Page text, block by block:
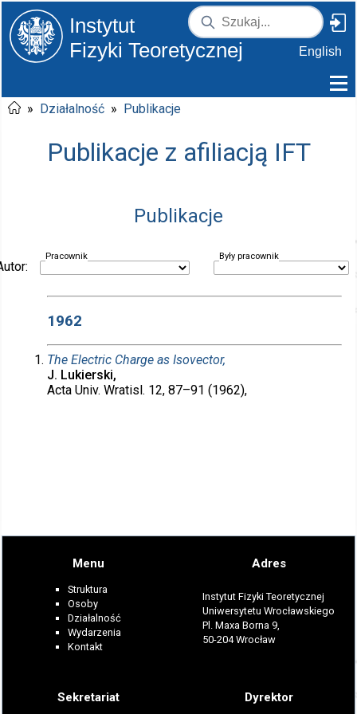
Instytut
Fizyki Teoretycznej
English
» Działalność » Publikacje
Publikacje z afiliacją IFT
Publikacje
Pracownik Były pracownik
1962
The Electric Charge as Isovector,
J. Lukierski,
Acta Univ. Wratisl. 12, 87–91 (1962),
Menu
Struktura
Osoby
Działalność
Wydarzenia
Kontakt
Adres
Instytut Fizyki Teoretycznej
Uniwersytetu Wrocławskiego
Pl. Maxa Borna 9,
50-204 Wrocław
Sekretariat Dyrektor